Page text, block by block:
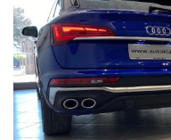
pertanto a verificare di
caratteristiche dello
tra le caratteristiche
effettive dotazioni non
AutoKlass e non
contrattuale per il